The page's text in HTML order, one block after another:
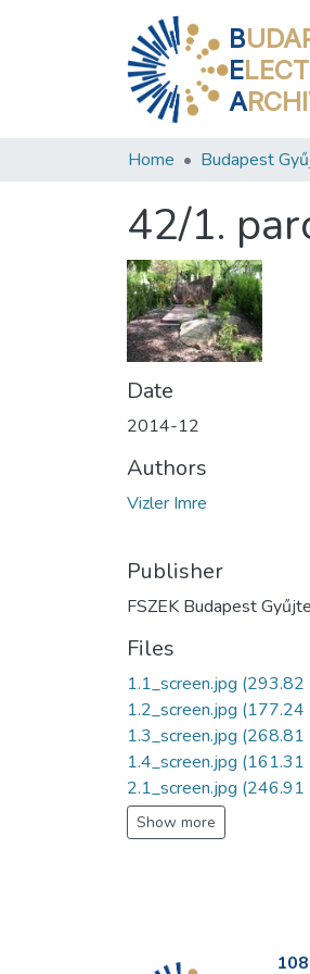
B
E
A
Home Budapest
42/1.
Date
2014-12
Authors
Vizler Imre
Publisher
FSZEK Budapest
Files
1.1_screen.jpg (293.82
1.2_screen.jpg (177.24
1.3_screen.jpg (268.81
1.4_screen.jpg (161.31
2.1_screen.jpg (246.91
Show more